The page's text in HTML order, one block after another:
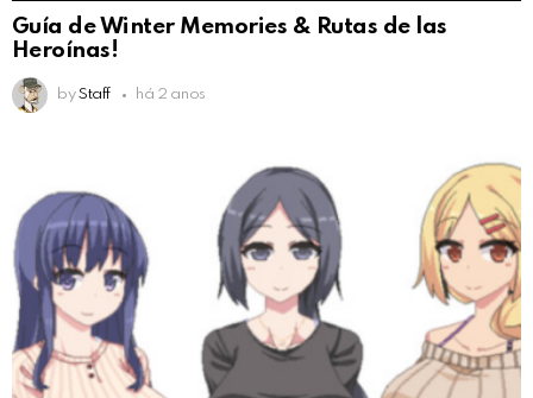
Guía de Winter Memories & Rutas de las
Heroínas!
by Staff há 2 anos